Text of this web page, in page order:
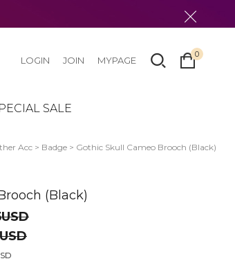
SALE
LOGIN JOIN MYPAGE
0
Acc > Badge > Gothic Skull Cameo Brooch (Black)
(Black)